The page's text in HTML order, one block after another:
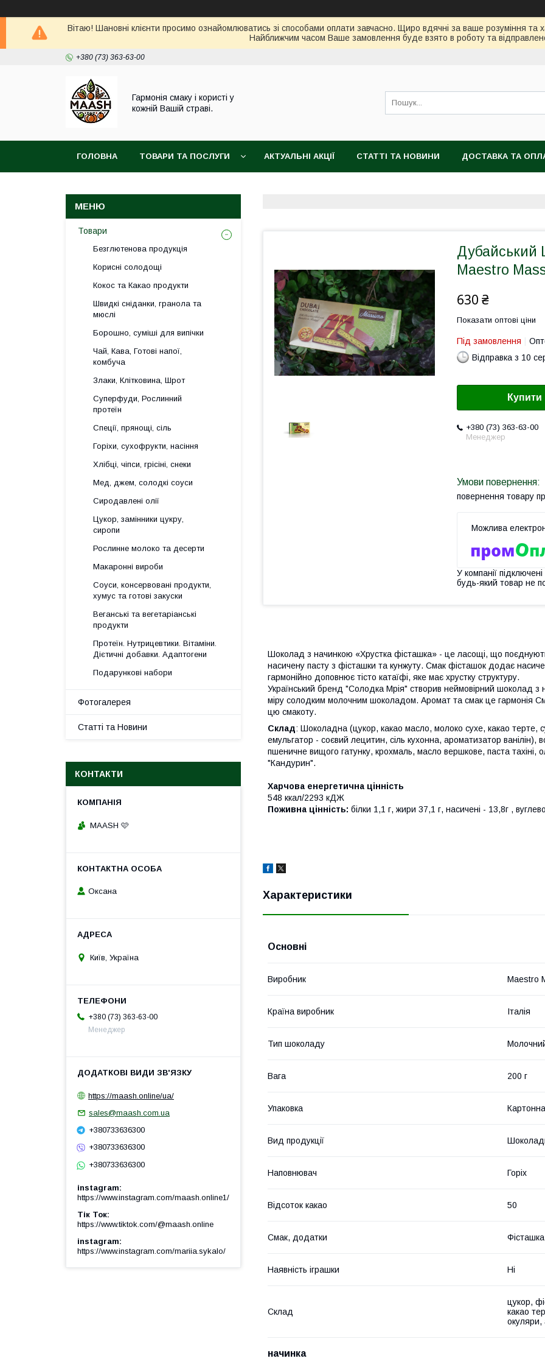
Вітаю! Шановні клієнти просимо ознайомлюватись зі способами оплати завчасно. Щиро вдячні за ваше розуміння
Найближчим часом Ваше замовлення буде взято в роботу та
+380 (73) 363-63-00
Гармонія смаку і користі у
кожній Вашій страві.
ГОЛОВНА ТОВАРИ ТА ПОСЛУГИ АКТУАЛЬНІ АКЦІЇ СТАТТІ ТА НОВИНИ ДОСТАВКА ТА
Дубайський
Maestro
630 ₴
Показати оптові ціни
Під замовлення
Відправка з 10
Купити
+380 (73) 363-63-00
Менеджер
повернення товару
У компанії
будь-який товар не
Шоколад з начинкою «Хрустка фісташка» - це ласощі, що
насичену пасту з фісташки та кунжуту. Смак фісташок додає
гармонійно доповнює тісто катаїфі, яке має хрустку структуру.
Український бренд "Солодка Мрія" створив неймовірний шоколад
міру солодким молочним шоколадом. Аромат та смак це гармонія
цю смакоту.
Склад: Шоколадна (цукор, какао масло, молоко сухе, какао терте,
емульгатор - соєвий лецитин, сіль кухонна, ароматизатор
пшеничне вищого гатунку, крохмаль, масло вершкове, паста тахіні,
"Кандурин".
Харчова енергетична цінність
548 ккал/2293 кДЖ
Поживна цінність: білки 1,1 г, жири 37,1 г, насичені - 13,8г ,
Характеристики
Основні
Виробник Maestro
Країна виробник Італія
Тип шоколаду
Вага 200 г
Упаковка Картонна
Вид продукції
Наповнювач Горіх
Відсоток какао 50
Смак, додатки Фісташка
Наявність іграшки Ні
Склад
цукор,
какао
окуляри,
начинка
Товари
Безглютенова продукція
Корисні солодощі
Кокос та Какао продукти
Швидкі сніданки, гранола та
мюслі
Борошно, суміші для випічки
Чай, Кава, Готові напої,
комбуча
Злаки, Клітковина, Шрот
Суперфуди, Рослинний
протеїн
Спеції, прянощі, сіль
Горіхи, сухофрукти, насіння
Хлібці, чіпси, грісіні, снеки
Мед, джем, солодкі соуси
Сиродавлені олії
Цукор, замінники цукру,
сиропи
Рослинне молоко та десерти
Макаронні вироби
Соуси, консервовані продукти,
хумус та готові закуски
Веганські та вегетаріанські
продукти
Протеїн. Нутрицевтики. Вітаміни.
Дієтичні добавки. Адаптогени
Подарункові набори
Фотогалерея
Статті та Новини
КОНТАКТИ
MAASH 🩷
Оксана
Київ, Україна
+380 (73) 363-63-00
Менеджер
https://maash.online/ua/
sales@maash.com.ua
+380733636300
+380733636300
+380733636300
instagram
https://www.instagram.com/maash.online1/
Тік Ток
https://www.tiktok.com/@maash.online
instagram
https://www.instagram.com/mariia.sykalo/